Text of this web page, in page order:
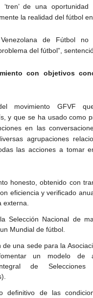
de una oportunidad
la realidad del fútbol en
de Fútbol no
del fútbol”,
con objetivos
movimiento GFVF
y que se ha usado como
en las
agrupaciones
las acciones a tomar
honesto, obtenido con
eficiencia y verificado
externa.
Selección Nacional de
Mundial de fútbol.
de una sede para la
un modelo de
de Selecciones
definitivo de las